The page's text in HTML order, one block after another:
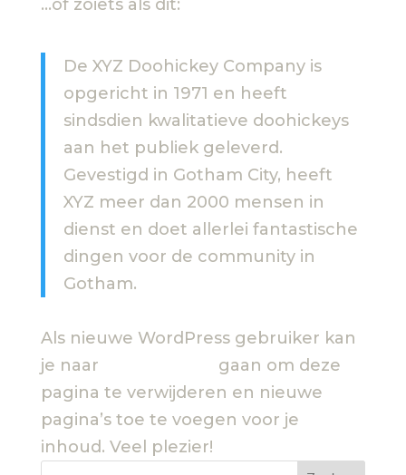
…of zoiets als dit:
De XYZ Doohickey Company is
opgericht in 1971 en heeft
sindsdien kwalitatieve doohickeys
aan het publiek geleverd.
Gevestigd in Gotham City, heeft
XYZ meer dan 2000 mensen in
dienst en doet allerlei fantastische
dingen voor de community in
Gotham.
Als nieuwe WordPress gebruiker kan
je naar
gaan om deze
pagina te verwijderen en nieuwe
pagina’s toe te voegen voor je
inhoud. Veel plezier!